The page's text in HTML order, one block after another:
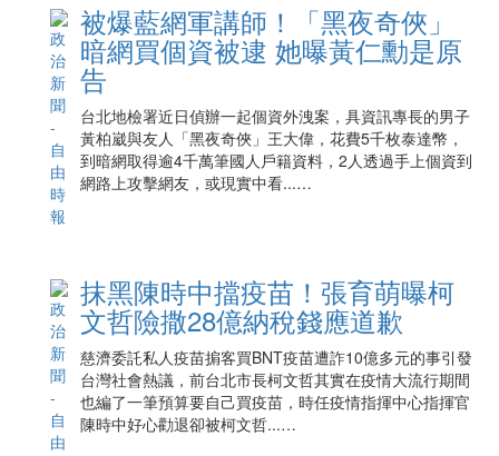
被爆藍網軍講師！「黑夜奇俠」
暗網買個資被逮 她曝黃仁勳是原
告
台北地檢署近日偵辦一起個資外洩案，具資訊專長的男子
黃柏崴與友人「黑夜奇俠」王大偉，花費5千枚泰達幣，
到暗網取得逾4千萬筆國人戶籍資料，2人透過手上個資到
網路上攻擊網友，或現實中看...…
抹黑陳時中擋疫苗！張育萌曝柯
文哲險撒28億納稅錢應道歉
慈濟委託私人疫苗掮客買BNT疫苗遭詐10億多元的事引發
台灣社會熱議，前台北市長柯文哲其實在疫情大流行期間
也編了一筆預算要自己買疫苗，時任疫情指揮中心指揮官
陳時中好心勸退卻被柯文哲...…